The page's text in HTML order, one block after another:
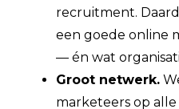
recruitment.
een goede online
— én wat
Groot netwerk.
marketeers op